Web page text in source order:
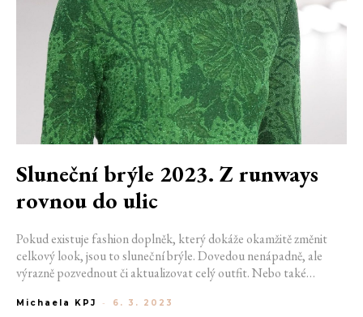
Sluneční brýle 2023. Z runways
rovnou do ulic
Pokud existuje fashion doplněk, který dokáže okamžitě změnit
celkový look, jsou to sluneční brýle. Dovedou nenápadně, ale
výrazně pozvednout či aktualizovat celý outfit. Nebo také
které jste mohli vidět na přehlídkách kolekcí spring/summer/fall
Michaela KPJ - 6. 3. 2023